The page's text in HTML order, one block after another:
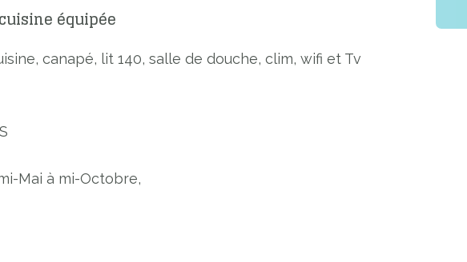
équipée
canapé, lit 140, salle de douche, clim, wifi et Tv
Mai à mi-Octobre,